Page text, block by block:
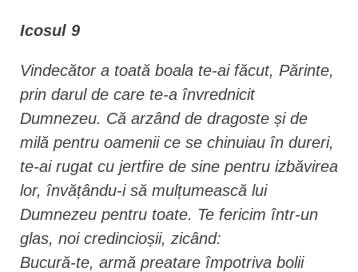
Icosul 9
Vindecător a toată boala te-ai făcut, Părinte,
prin darul de care te-a învrednicit
Dumnezeu. Că arzând de dragoste și de
milă pentru oamenii ce se chinuiau în dureri,
te-ai rugat cu jertfire de sine pentru izbăvirea
lor, învățându-i să mulțumească lui
Dumnezeu pentru toate. Te fericim într-un
glas, noi credincioșii, zicând:
Bucură-te, armă preatare împotriva bolii